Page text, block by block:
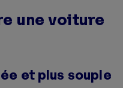
une voiture
et plus souple